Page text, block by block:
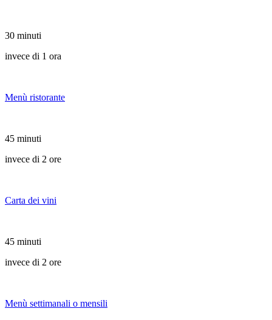
30 minuti
invece di 1 ora
Menù ristorante
45 minuti
invece di 2 ore
Carta dei vini
45 minuti
invece di 2 ore
Menù settimanali o mensili